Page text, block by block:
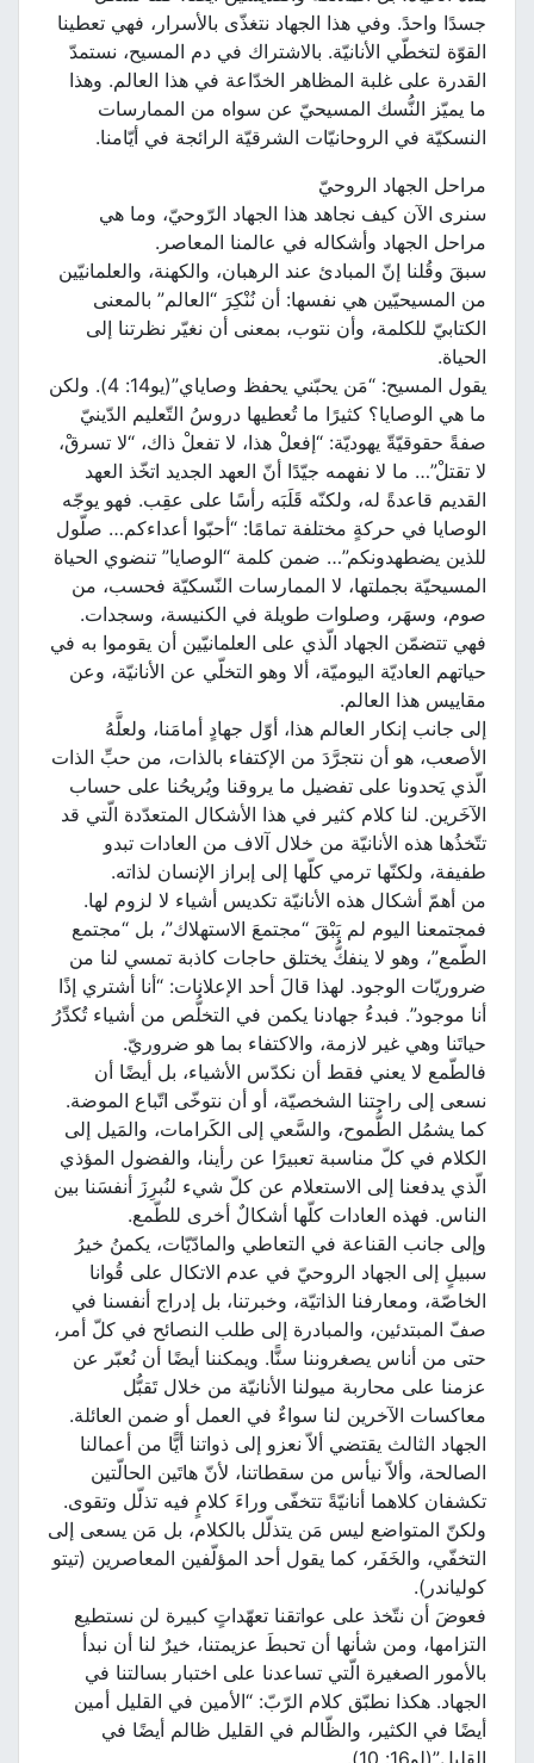
جسدًا واحدً. وفي هذا الجهاد نتغذّى بالأسرار، فهي تعطينا
القوّة لتخطّي الأنانيّة. بالاشتراك في دم المسيح، نستمدّ
القدرة على غلبة المظاهر الخدّاعة في هذا العالم. وهذا
ما يميّز النُّسك المسيحيّ عن سواه من الممارسات
النسكيّة في الروحانيّات الشرقيّة الرائجة في أيّامنا.
مراحل الجهاد الروحيّ
سنرى الآن كيف نجاهد هذا الجهاد الرّوحيّ، وما هي
مراحل الجهاد وأشكاله في عالمنا المعاصر.
سبقَ وقُلنا إنّ المبادئ عند الرهبان، والكهنة، والعلمانيّين
من المسيحيّين هي نفسها: أن نُنْكِرَ “العالم” بالمعنى
الكتابيّ للكلمة، وأن نتوب، بمعنى أن نغيّر نظرتنا إلى
الحياة.
يقول المسيح: “مَن يحبّني يحفظ وصاياي”(يو14: 4). ولكن
ما هي الوصايا؟ كثيرًا ما تُعطيها دروسُ التّعليم الدّينيّ
صفةً حقوقيّةّ يهوديّة: “إفعلْ هذا، لا تفعلْ ذاك، “لا تسرقْ،
لا تقتلْ”… ما لا نفهمه جيّدًا أنّ العهد الجديد اتخّذ العهد
القديم قاعدةً له، ولكنّه قَلَبَه رأسًا على عقِب. فهو يوجّه
الوصايا في حركةٍ مختلفة تمامًا: “أحبّوا أعداءكم… صلّول
للذين يضطهدونكم”… ضمن كلمة “الوصايا” تنضوي الحياة
المسيحيّة بجملتها، لا الممارسات النّسكيّة فحسب، من
صوم، وسهَر، وصلوات طويلة في الكنيسة، وسجدات.
فهي تتضمّن الجهاد الّذي على العلمانيّين أن يقوموا به في
حياتهم العاديّة اليوميّة، ألا وهو التخلّي عن الأنانيّة، وعن
مقاييس هذا العالم.
إلى جانب إنكار العالم هذا، أوّل جهادٍ أمامَنا، ولعلَّهُ
الأصعب، هو أن نتجرَّدَ من الإكتفاء بالذات، من حبِّ الذات
الّذي يَحدونا على تفضيل ما يروقنا ويُريحُنا على حساب
الآخَرين. لنا كلام كثير في هذا الأشكال المتعدّدة الّتي قد
تتّخذُها هذه الأنانيّة من خلال آلاف من العادات تبدو
طفيفة، ولكنّها ترمي كلّها إلى إبراز الإنسان لذاته.
من أهمّ أشكال هذه الأنانيّة تكديس أشياء لا لزوم لها.
فمجتمعنا اليوم لم يَبْقَ “مجتمعَ الاستهلاك”، بل “مجتمع
الطّمع”، وهو لا ينفكُّ يختلق حاجات كاذبة تمسي لنا من
ضروريّات الوجود. لهذا قالَ أحد الإعلانات: “أنا أشتري إذًا
أنا موجود”. فبدءُ جهادنا يكمن في التخلُّص من أشياء تُكدِّرُ
حياتَنا وهي غير لازمة، والاكتفاء بما هو ضروريّ.
فالطّمع لا يعني فقط أن نكدّس الأشياء، بل أيضًا أن
نسعى إلى راحتنا الشخصيّة، أو أن نتوخّى اتّباع الموضة.
كما يشمُل الطُّموح، والسَّعي إلى الكَرامات، والمَيل إلى
الكلام في كلّ مناسبة تعبيرًا عن رأينا، والفضول المؤذي
الّذي يدفعنا إلى الاستعلام عن كلّ شيء لنُبرِزَ أنفسَنا بين
الناس. فهذه العادات كلّها أشكالٌ أخرى للطّمع.
وإلى جانب القناعة في التعاطي والمادّيّات، يكمنُ خيرُ
سبيلٍ إلى الجهاد الروحيّ في عدم الاتكال على قُوانا
الخاصّة، ومعارفنا الذاتيّة، وخبرتنا، بل إدراج أنفسنا في
صفّ المبتدئين، والمبادرة إلى طلب النصائح في كلّ أمر،
حتى من أناس يصغروننا سنًّا. ويمكننا أيضًا أن نُعبّر عن
عزمنا على محاربة ميولنا الأنانيّة من خلال تَقبُّل
معاكسات الآخرين لنا سواءٌ في العمل أو ضمن العائلة.
الجهاد الثالث يقتضي ألاّ نعزو إلى ذواتنا أيًّا من أعمالنا
الصالحة، وألاّ نيأس من سقطاتنا، لأنّ هاتَين الحالّتين
تكشفان كلاهما أنانيّةً تتخفّى وراءَ كلامٍ فيه تذلّل وتقوى.
ولكنّ المتواضع ليس مَن يتذلّل بالكلام، بل مَن يسعى إلى
التخفّي، والخَفَر، كما يقول أحد المؤلّفين المعاصرين (تيتو
كولياندر).
فعوضَ أن نتّخذ على عواتقنا تعهّداتٍ كبيرة لن نستطيع
التزامها، ومن شأنها أن تحبطَ عزيمتنا، خيرٌ لنا أن نبدأ
بالأمور الصغيرة الّتي تساعدنا على اختبار بسالتنا في
الجهاد. هكذا نطبّق كلام الرّبّ: “الأمين في القليل أمين
أيضًا في الكثير، والظّالم في القليل ظالم أيضًا في